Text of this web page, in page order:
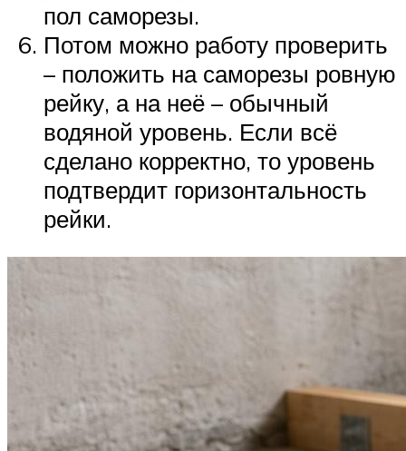
пол саморезы.
Потом можно работу проверить
– положить на саморезы ровную
рейку, а на неё – обычный
водяной уровень. Если всё
сделано корректно, то уровень
подтвердит горизонтальность
рейки.